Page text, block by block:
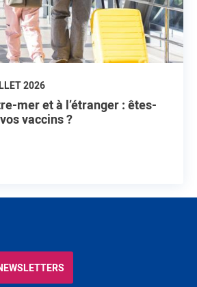
2026
mer et à l’étranger : êtes-
vaccins ?